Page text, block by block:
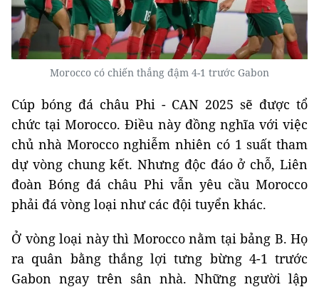
Morocco có chiến thắng đậm 4-1 trước Gabon
Cúp bóng đá châu Phi - CAN 2025 sẽ được tổ
chức tại Morocco. Điều này đồng nghĩa với việc
chủ nhà Morocco nghiễm nhiên có 1 suất tham
dự vòng chung kết. Nhưng độc đáo ở chỗ, Liên
đoàn Bóng đá châu Phi vẫn yêu cầu Morocco
phải đá vòng loại như các đội tuyển khác.
Ở vòng loại này thì Morocco nằm tại bảng B. Họ
ra quân bằng thắng lợi tưng bừng 4-1 trước
Gabon ngay trên sân nhà. Những người lập